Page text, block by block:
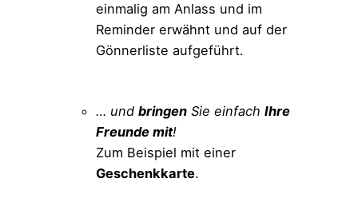
einmalig am Anlass und im
Reminder erwähnt und auf der
Gönnerliste aufgeführt.
… und bringen Sie einfach Ihre
Freunde mit!
Zum Beispiel mit einer
Geschenkkarte.